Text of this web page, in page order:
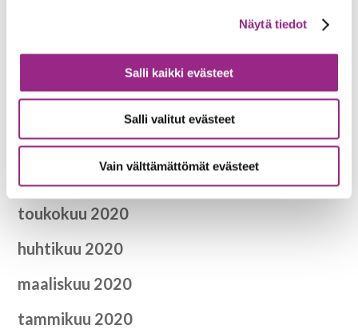
Näytä tiedot
Salli kaikki evästeet
Salli valitut evästeet
Vain välttämättömät evästeet
syyskuu 2020
heinäkuu 2020
toukokuu 2020
huhtikuu 2020
maaliskuu 2020
tammikuu 2020